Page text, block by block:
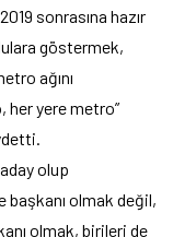
sonrasına hazır
göstermek,
ağını
her yere metro”
olup
başkanı olmak değil,
olmak, birileri de